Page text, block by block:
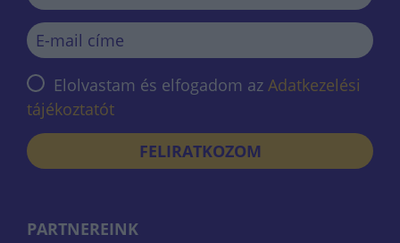
Elolvastam és elfogadom az Adatkezelési
tájékoztatót
FELIRATKOZOM
PARTNEREINK